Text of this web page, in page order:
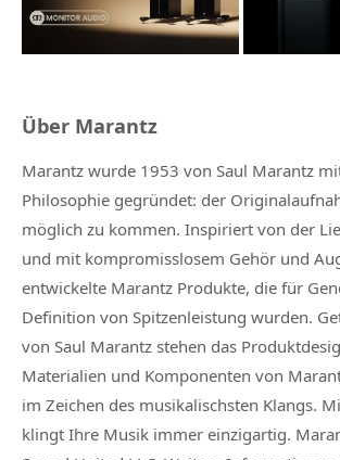
Über Marantz
Marantz wurde 1953 von Saul Marantz
Philosophie gegründet: der
möglich zu kommen. Inspiriert von der
und mit kompromisslosem Gehör und
entwickelte Marantz Produkte, die für
Definition von Spitzenleistung wurden.
von Saul Marantz stehen das
Materialien und Komponenten von
im Zeichen des musikalischsten Klangs.
klingt Ihre Musik immer einzigartig.